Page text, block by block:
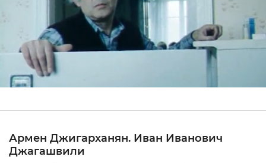
Армен Джигарханян. Иван Иванович
Джагашвили